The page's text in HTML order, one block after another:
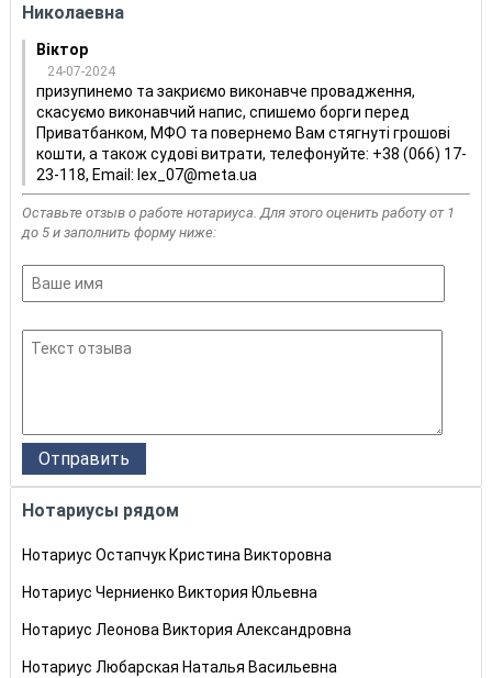
Николаевна
Віктор
24-07-2024
призупинемо та закриємо виконавче провадження,
скасуємо виконавчий напис, спишемо борги перед
Приватбанком, МФО та повернемо Вам стягнуті грошові
кошти, а також судові витрати, телефонуйте: +38 (066) 17-
23-118, Email: lex_07@meta.ua
Оставьте отзыв о работе нотариуса. Для этого оценить работу от 1
до 5 и заполнить форму ниже:
Нотариусы рядом
Нотариус Остапчук Кристина Викторовна
Нотариус Черниенко Виктория Юльевна
Нотариус Леонова Виктория Александровна
Нотариус Любарская Наталья Васильевна